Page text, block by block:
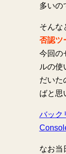
多いの
そんな
否認ツ
今回の
ルの使
だいた
ばと思
バック
なお当